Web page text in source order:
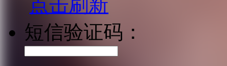
点击刷新
短信验证码：